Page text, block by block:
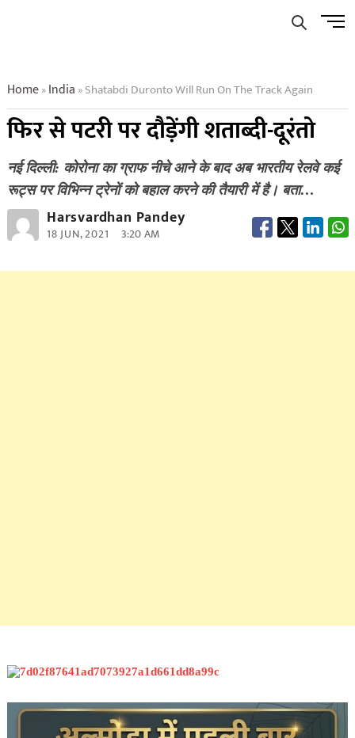
Menu
Home»India »Shatabdi Duronto Will Run On The Track Again
फिर से पटरी पर दौड़ेंगी शताब्दी-दूरंतो
नई दिल्ली: कोरोना का ग्राफ नीचे आने के बाद अब भारतीय रेलवे कई
रूट्स पर विभिन्न ट्रेनों को बहाल करने की तैयारी में है। बता…
Harsvardhan Pandey
18 JUN, 2021 3:20 AM